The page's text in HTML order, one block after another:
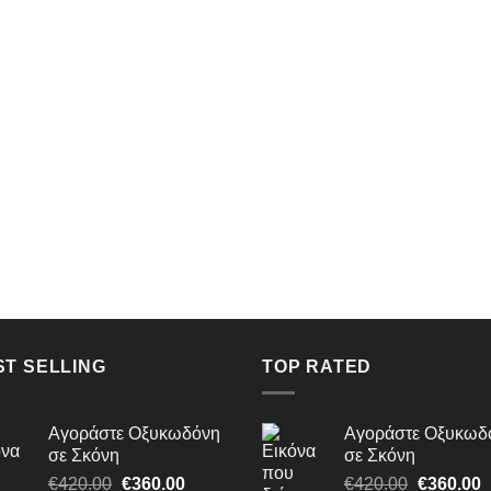
SELLING
Αγοράστε Οξυκωδόνη
σε Σκόνη
€420.00 Original
€360.00Η
TOP RATED
Αγοράστε
σε Σκόνη
€420.00 Original
€360.00Η